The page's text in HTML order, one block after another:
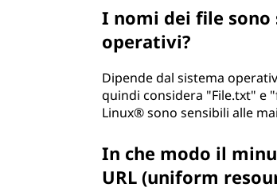
I nomi dei file
operativi?
Dipende dal sistema
quindi considera "File.txt" e
Linux® sono sensibili alle
In che modo il
URL (uniform